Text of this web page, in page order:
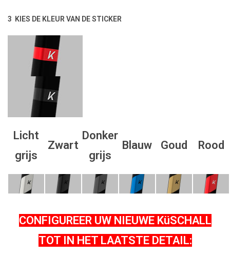
3 KIES DE KLEUR VAN DE STICKER
Licht
grijs
Zwart
Donker
grijs
Blauw Goud Rood
CONFIGUREER UW NIEUWE KüSCHALL
TOT IN HET LAATSTE DETAIL: